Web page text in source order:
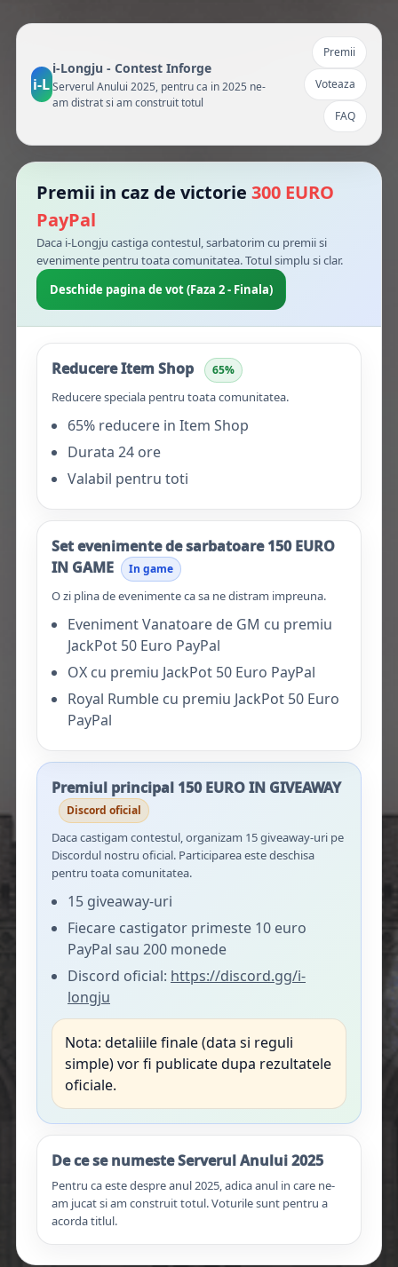
i-L
i-Longju - Contest Inforge
Serverul Anului 2025, pentru ca in 2025 ne-
am distrat si am construit totul
Premii
Voteaza
FAQ
Premii in caz de victorie 300 EURO
PayPal
Daca i-Longju castiga contestul, sarbatorim cu premii si
evenimente pentru toata comunitatea. Totul simplu si clar.
Deschide pagina de vot (Faza 2 - Finala)
Reducere Item Shop 65%
Reducere speciala pentru toata comunitatea.
65% reducere in Item Shop
Durata 24 ore
Valabil pentru toti
Set evenimente de sarbatoare 150 EURO
IN GAME
In game
O zi plina de evenimente ca sa ne distram impreuna.
Eveniment Vanatoare de GM cu premiu
JackPot 50 Euro PayPal
OX cu premiu JackPot 50 Euro PayPal
Royal Rumble cu premiu JackPot 50 Euro
PayPal
Premiul principal 150 EURO IN GIVEAWAY
Discord oficial
Daca castigam contestul, organizam 15 giveaway-uri pe
Discordul nostru oficial. Participarea este deschisa
pentru toata comunitatea.
15 giveaway-uri
Fiecare castigator primeste 10 euro
PayPal sau 200 monede
Discord oficial: https://discord.gg/i-
longju
Nota: detaliile finale (data si reguli
simple) vor fi publicate dupa rezultatele
oficiale.
De ce se numeste Serverul Anului 2025
Pentru ca este despre anul 2025, adica anul in care ne-
am jucat si am construit totul. Voturile sunt pentru a
acorda titlul.